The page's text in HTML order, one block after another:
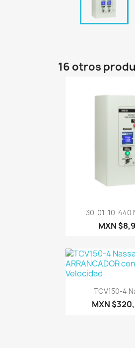
16 otros
Vista
30-01-10-440
MXN
Vista
TCV150-4
MXN